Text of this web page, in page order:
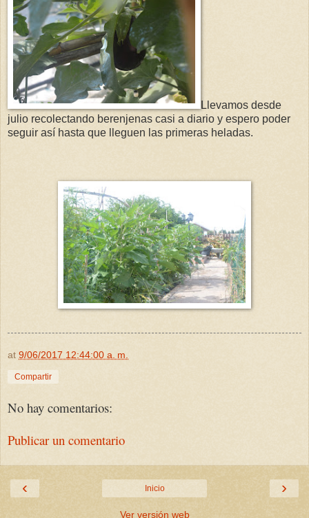
Llevamos desde
julio recolectando berenjenas casi a diario y espero poder
seguir así hasta que lleguen las primeras heladas.
at 9/06/2017 12:44:00 a. m.
Compartir
No hay comentarios:
Publicar un comentario
‹ ›
Inicio
Ver versión web